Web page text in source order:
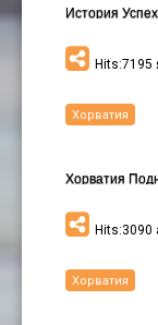
История
Hits:7195
Hits:3090
Хорватия
Хорватия